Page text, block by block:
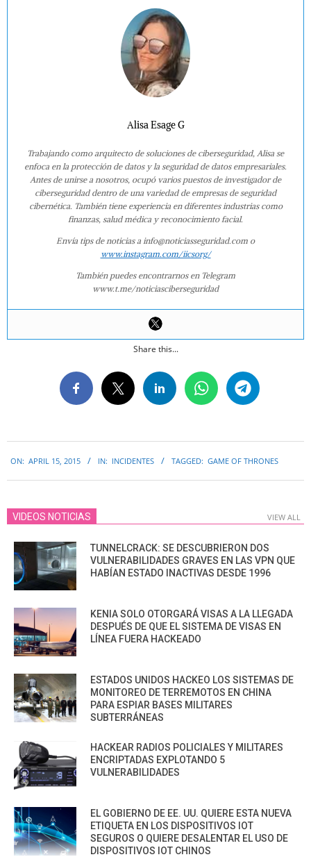
Alisa Esage G
Trabajando como arquitecto de soluciones de ciberseguridad, Alisa se
enfoca en la protección de datos y la seguridad de datos empresariales.
Antes de unirse a nosotros, ocupó varios puestos de investigador de
ciberseguridad dentro de una variedad de empresas de seguridad
cibernética. También tiene experiencia en diferentes industrias como
finanzas, salud médica y reconocimiento facial.
Envía tips de noticias a info@noticiasseguridad.com o
www.instagram.com/iicsorg/
También puedes encontrarnos en Telegram
www.t.me/noticiasciberseguridad
Share this...
04-
15
ON: APRIL 15, 2015 IN: INCIDENTES TAGGED: GAME OF THRONES
VIDEOS NOTICIAS VIEW ALL
TUNNELCRACK: SE DESCUBRIERON DOS
VULNERABILIDADES GRAVES EN LAS VPN QUE
HABÍAN ESTADO INACTIVAS DESDE 1996
KENIA SOLO OTORGARÁ VISAS A LA LLEGADA
DESPUÉS DE QUE EL SISTEMA DE VISAS EN
LÍNEA FUERA HACKEADO
ESTADOS UNIDOS HACKEO LOS SISTEMAS DE
MONITOREO DE TERREMOTOS EN CHINA
PARA ESPIAR BASES MILITARES
SUBTERRÁNEAS
HACKEAR RADIOS POLICIALES Y MILITARES
ENCRIPTADAS EXPLOTANDO 5
VULNERABILIDADES
EL GOBIERNO DE EE. UU. QUIERE ESTA NUEVA
ETIQUETA EN LOS DISPOSITIVOS IOT
SEGUROS O QUIERE DESALENTAR EL USO DE
DISPOSITIVOS IOT CHINOS